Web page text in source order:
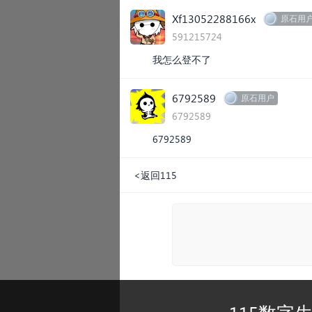
Xf13052288166x 原石用
591215724
我怎么登不了
6792589 原石用户
6792589
6792589
<返回115